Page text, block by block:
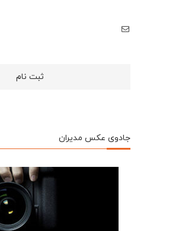
جادوی عکس مدیران